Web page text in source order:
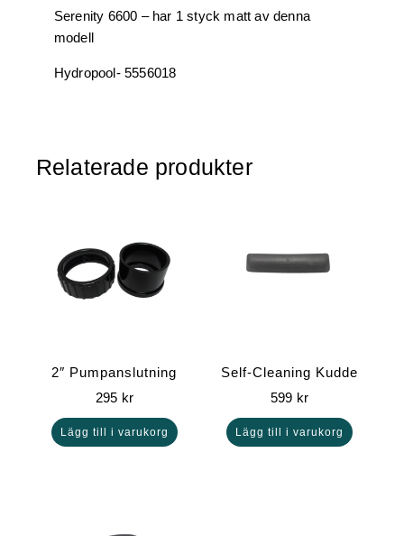
Serenity 6600 – har 1 styck matt av denna
modell
Hydropool- 5556018
Relaterade produkter
2″ Pumpanslutning
295 kr
Lägg till i varukorg
Self-Cleaning Kudde
599 kr
Lägg till i varukorg